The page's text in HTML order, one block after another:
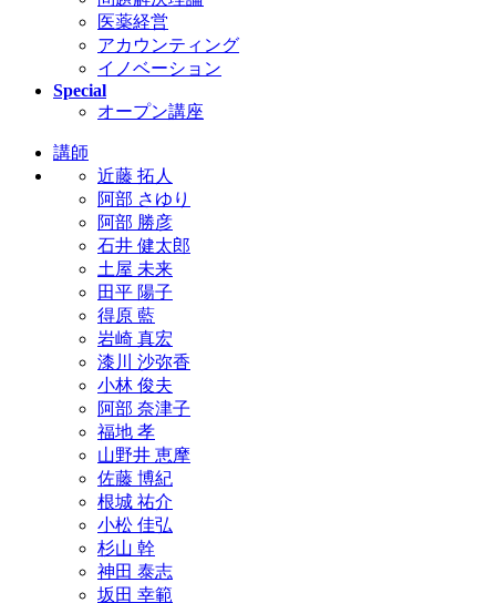
医薬経営
アカウンティング
イノベーション
Special
オープン講座
講師
近藤 拓人
阿部 さゆり
阿部 勝彦
石井 健太郎
土屋 未来
田平 陽子
得原 藍
岩崎 真宏
漆川 沙弥香
小林 俊夫
阿部 奈津子
福地 孝
山野井 恵摩
佐藤 博紀
根城 祐介
小松 佳弘
杉山 幹
神田 泰志
坂田 幸範